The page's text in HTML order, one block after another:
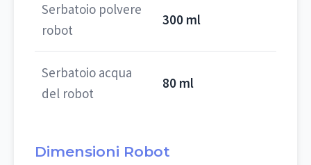
Serbatoio polvere
robot
300 ml
Serbatoio acqua
del robot
80 ml
Dimensioni Robot